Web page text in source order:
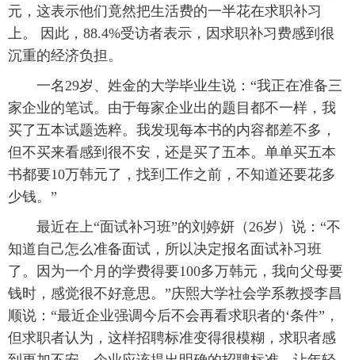
元，这表示他们竟然把生活费的一半花在求职补习
上。 因此，88.4%受访者表示，因求职补习费感到很
沉重的经济负担。
一名29岁、姓金的大学毕业生说：“我正在准备三
家企业的笔试。由于每家企业出的题目都不一样，我
买了五本试题选粹。我发现每本书的内容都差不多，
但不买来看感到很不安，还是买了五本。单单买五本
书都要10万韩元了，找到工作之前，不知道还要花多
少钱。”
最近在上“面试补习班”的刘婷妍（26岁）说：“不
知道自己怎么准备面试，所以决定报名面试补习班
了。因为一个月的学费得要100多万韩元，我向父母要
钱时，感觉很不好意思。”庆熙大学社会学系教授李昌
顺说：“最近企业强调今后不会再看求职者的‘条件”，
但求职者认为，这样招聘标准变得很模糊，求职者感